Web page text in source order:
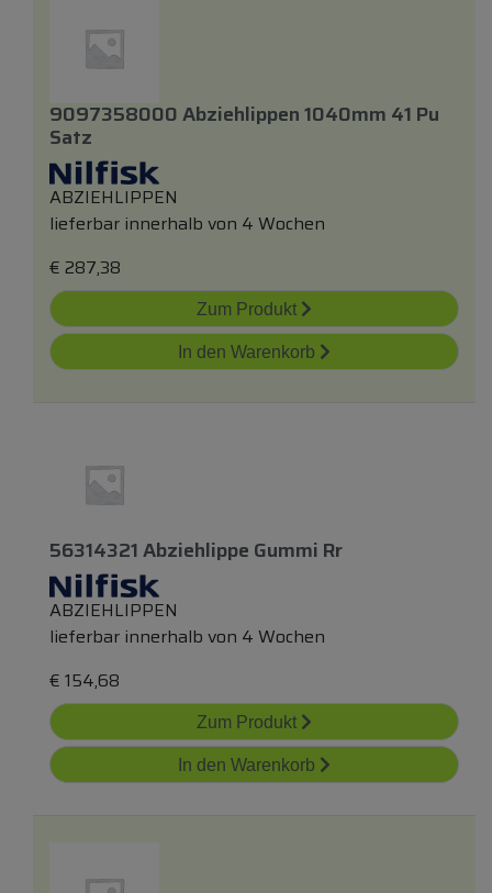
9097358000 Abziehlippen 1040mm 41 Pu
Satz
ABZIEHLIPPEN
lieferbar innerhalb von 4 Wochen
€ 287,38
Zum Produkt
In den Warenkorb
56314321 Abziehlippe Gummi Rr
ABZIEHLIPPEN
lieferbar innerhalb von 4 Wochen
€ 154,68
Zum Produkt
In den Warenkorb